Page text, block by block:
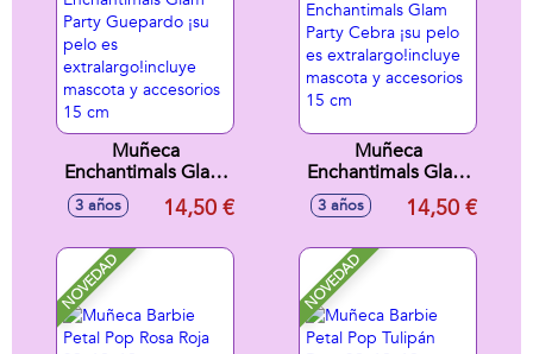
Muñeca
Enchantimals Glam
Party Guepardo ¡su
pelo es
mascota y
accesorios 15 cm
3 años 14,50 €
Muñeca
Enchantimals Glam
Party Cebra ¡su
pelo es
mascota y
3 años 14,50 €
NOVEDAD NOVEDAD